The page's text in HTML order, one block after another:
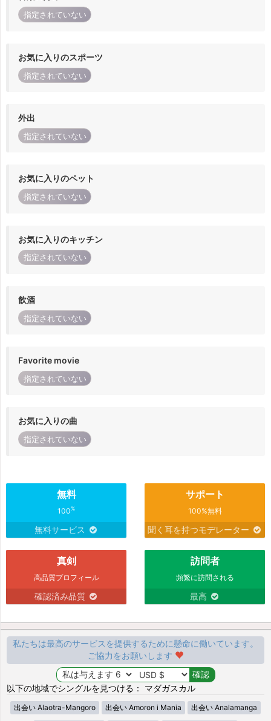
指定されていない
お気に入りのスポーツ
指定されていない
外出
指定されていない
お気に入りのペット
指定されていない
お気に入りのキッチン
指定されていない
飲酒
指定されていない
Favorite movie
指定されていない
お気に入りの曲
指定されていない
無料
100%
無料サービス
サポート
100%無料
聞く耳を持つモデレーター
真剣
高品質プロフィール
確認済み品質
訪問者
頻繁に訪問される
最高
私たちは最高のサービスを提供するために懸命に働いています。
ご協力をお願いします
以下の地域でシングルを見つける： マダガスカル
出会い Alaotra-Mangoro 出会い Amoron i Mania 出会い Analamanga